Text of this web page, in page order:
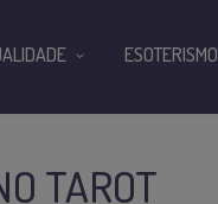
TAROT
ESOTERISMO